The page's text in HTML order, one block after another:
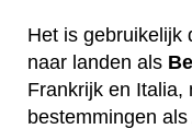
Het is gebruikelijk
naar landen als
Frankrijk en Italia,
bestemmingen